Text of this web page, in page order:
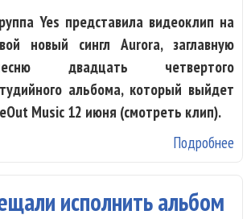
Yes представила видеоклип на
новый сингл Aurora, заглавную
двадцать четвертого
альбома, который выйдет
Music 12 июня (смотреть клип).
Подробнее
исполнить альбом